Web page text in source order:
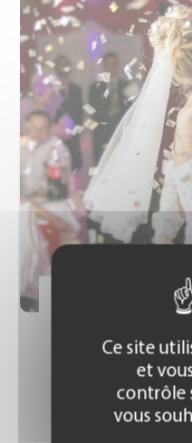
Prix :
Ce site
et
contrôle
vous